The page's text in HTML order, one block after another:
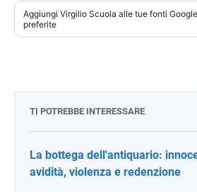
Aggiungi Virgilio Scuola alle tue fonti Google
preferite
TI POTREBBE INTERESSARE
La bottega dell'antiquario:
avidità, violenza e redenzione